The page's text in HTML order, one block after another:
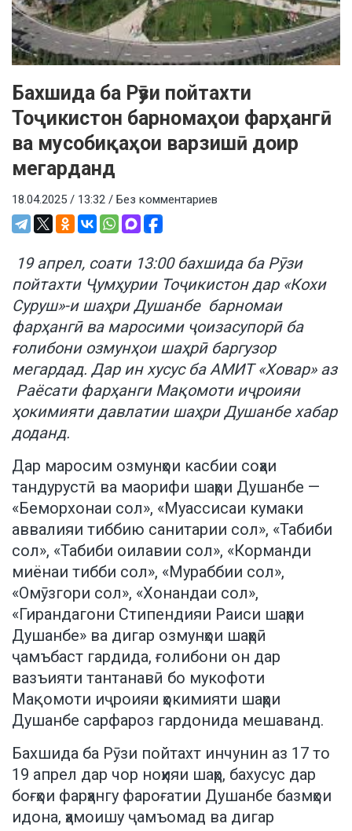
Бахшида ба Рӯзи пойтахти
Тоҷикистон барномаҳои фарҳангӣ
ва мусобиқаҳои варзишӣ доир
мегарданд
18.04.2025 / 13:32 / Без комментариев
19 апрел, соати 13:00 бахшида ба Рӯзи
пойтахти Ҷумҳурии Тоҷикистон дар «Кохи
Суруш»-и шаҳри Душанбе барномаи
фарҳангӣ ва маросими ҷоизасупорӣ ба
ғолибони озмунҳои шаҳрӣ баргузор
мегардад. Дар ин хусус ба АМИТ «Ховар» аз
Раёсати фарҳанги Мақомоти иҷроияи
ҳокимияти давлатии шаҳри Душанбе хабар
доданд.
Дар маросим озмунҳои касбии соҳаи
тандурустӣ ва маорифи шаҳри Душанбе —
«Беморхонаи сол», «Муассисаи кумаки
аввалияи тиббию санитарии сол», «Табиби
сол», «Табиби оилавии сол», «Корманди
миёнаи тибби сол», «Мураббии сол»,
«Омӯзгори сол», «Хонандаи сол»,
«Гирандагони Стипендияи Раиси шаҳри
Душанбе» ва дигар озмунҳои шаҳрӣ
ҷамъбаст гардида, ғолибони он дар
вазъияти тантанавӣ бо мукофоти
Мақомоти иҷроияи ҳокимияти шаҳри
Душанбе сарфароз гардонида мешаванд.
Бахшида ба Рӯзи пойтахт инчунин аз 17 то
19 апрел дар чор ноҳияи шаҳр, бахусус дар
боғҳои фарҳангу фароғатии Душанбе базмҳои
идона, ҳамоишу ҷамъомад ва дигар